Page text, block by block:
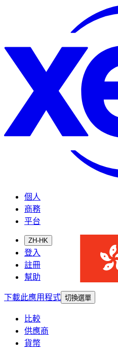
個人
商務
平台
ZH-HK
登入
註冊
幫助
下載此應用程式 切換選單
比較
供應商
貨幣